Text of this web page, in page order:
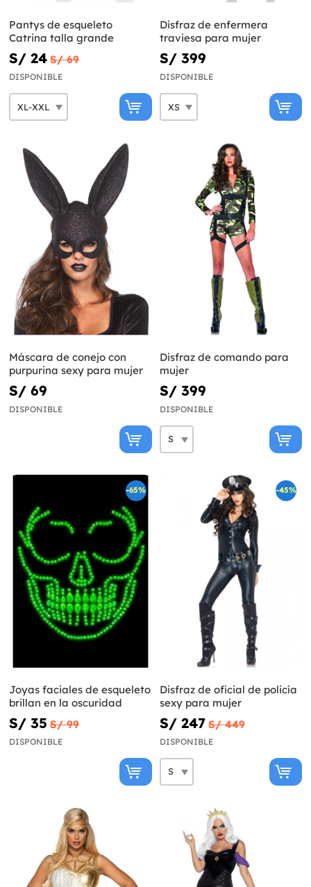
Pantys de esqueleto
Catrina talla grande
S/ 24 S/ 69
DISPONIBLE
Disfraz de enfermera
traviesa para mujer
S/ 399
DISPONIBLE
Máscara de conejo con
purpurina sexy para mujer
S/ 69
DISPONIBLE
Disfraz de comando para
mujer
S/ 399
DISPONIBLE
-65%
Joyas faciales de esqueleto
brillan en la oscuridad
S/ 35 S/ 99
DISPONIBLE
-45%
Disfraz de oficial de policía
sexy para mujer
S/ 247 S/ 449
DISPONIBLE